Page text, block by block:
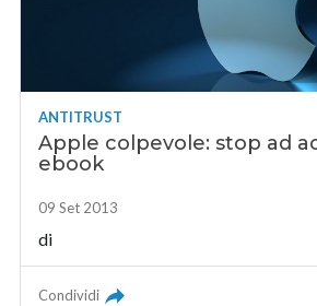
ANTITRUST
Apple colpevole: stop ad
ebook
09 Set 2013
di
Condividi